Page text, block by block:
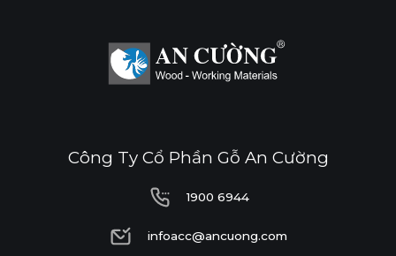
Độ dày(mm)
Công Ty Cổ Phần Gỗ An Cường
1900 6944
1900 6944
infoacc@ancuong.com